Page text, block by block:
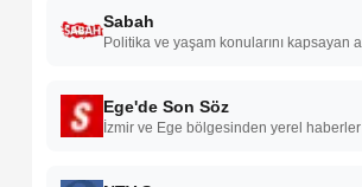
Sabah
Ege'de Son Söz
İzmir ve Ege bölgesinden yerel haberler